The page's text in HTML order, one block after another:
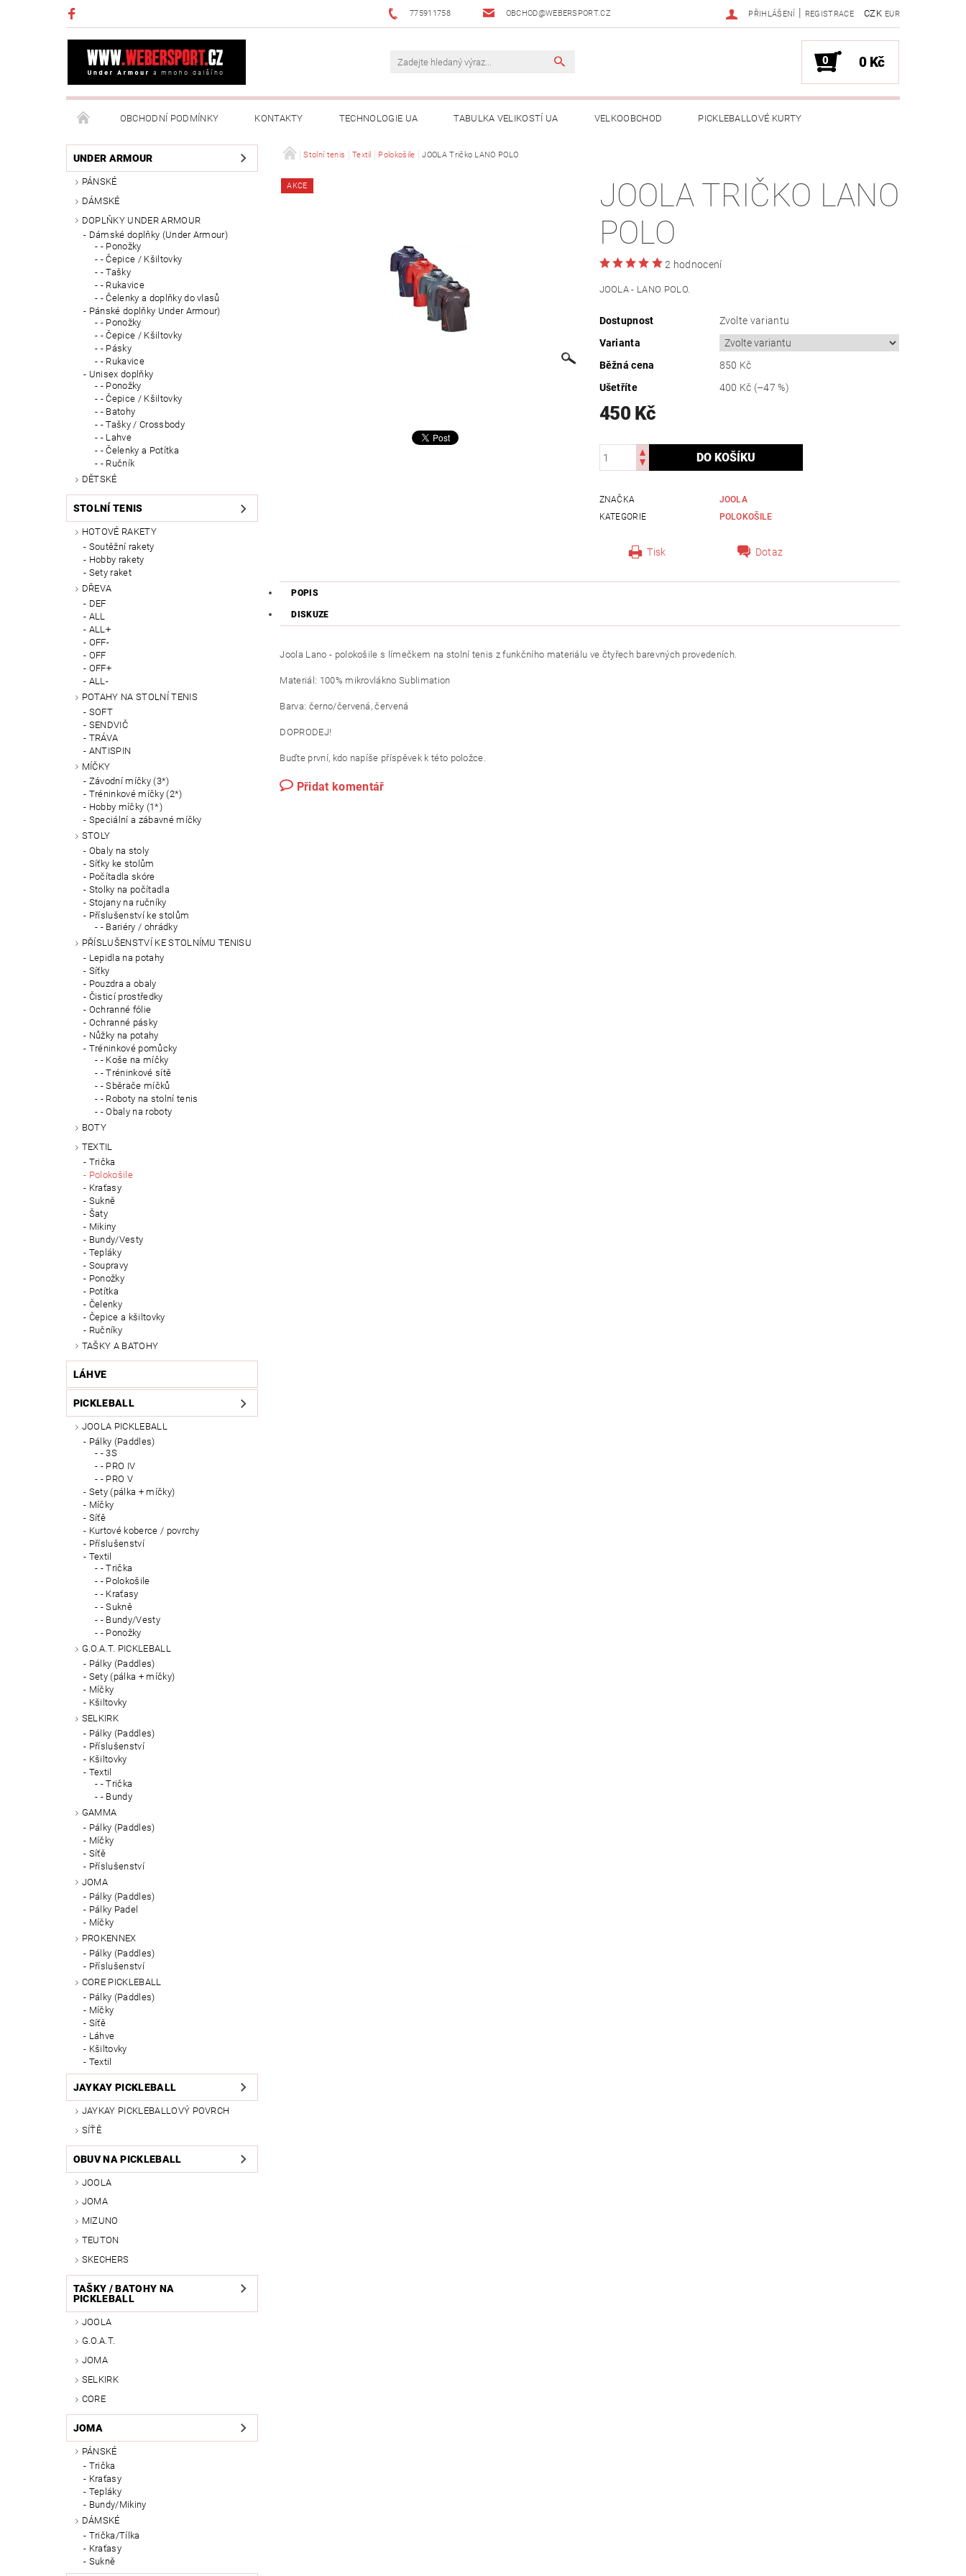
775911758 OBCHOD@WEBERSPORT.CZ CZK EUR
PŘIHLÁŠENÍ | REGISTRACE
0 0 Kč
OBCHODNÍ PODMÍNKY KONTAKTY TECHNOLOGIE UA TABULKA VELIKOSTÍ UA VELKOOBCHOD PICKLEBALLOVÉ KURTY
NAPIŠTE NÁM MOJE OBJEDNÁVKA
UNDER ARMOUR
PÁNSKÉ
DÁMSKÉ
DOPLŇKY UNDER ARMOUR
Dámské doplňky (Under Armour)
- Ponožky
- Čepice / Kšiltovky
- Tašky
- Rukavice
- Čelenky a doplňky do vlasů
Pánské doplňky Under Armour)
- Ponožky
- Čepice / Kšiltovky
- Pásky
- Rukavice
Unisex doplňky
- Ponožky
- Čepice / Kšiltovky
- Batohy
- Tašky / Crossbody
- Lahve
- Čelenky a Potítka
- Ručník
DĚTSKÉ
STOLNÍ TENIS
HOTOVÉ RAKETY
Soutěžní rakety
Hobby rakety
Sety raket
DŘEVA
DEF
ALL
ALL+
OFF-
OFF
OFF+
ALL-
POTAHY NA STOLNÍ TENIS
SOFT
SENDVIČ
TRÁVA
ANTISPIN
MÍČKY
Závodní míčky (3*)
Tréninkové míčky (2*)
Hobby míčky (1*)
Speciální a zábavné míčky
STOLY
Obaly na stoly
Síťky ke stolům
Počítadla skóre
Stolky na počítadla
Stojany na ručníky
Příslušenství ke stolům
- Bariéry / ohrádky
PŘÍSLUŠENSTVÍ KE STOLNÍMU TENISU
Lepidla na potahy
Síťky
Pouzdra a obaly
Čisticí prostředky
Ochranné fólie
Ochranné pásky
Nůžky na potahy
Tréninkové pomůcky
- Koše na míčky
- Tréninkové sítě
- Sběrače míčků
- Roboty na stolní tenis
- Obaly na roboty
BOTY
TEXTIL
Trička
Polokošile
Kraťasy
Sukně
Šaty
Mikiny
Bundy/Vesty
Tepláky
Soupravy
Ponožky
Potítka
Čelenky
Čepice a kšiltovky
Ručníky
TAŠKY A BATOHY
LÁHVE
PICKLEBALL
JOOLA PICKLEBALL
Pálky (Paddles)
- 3S
- PRO IV
- PRO V
Sety (pálka + míčky)
Míčky
Síťě
Kurtové koberce / povrchy
Příslušenství
Textil
- Trička
- Polokošile
- Kraťasy
- Sukně
- Bundy/Vesty
- Ponožky
G.O.A.T. PICKLEBALL
Pálky (Paddles)
Sety (pálka + míčky)
Míčky
Kšiltovky
SELKIRK
Pálky (Paddles)
Příslušenství
Kšiltovky
Textil
- Trička
- Bundy
GAMMA
Pálky (Paddles)
Míčky
Síťě
Příslušenství
JOMA
Pálky (Paddles)
Pálky Padel
Míčky
PROKENNEX
Pálky (Paddles)
Příslušenství
CORE PICKLEBALL
Pálky (Paddles)
Míčky
Síťě
Láhve
Kšiltovky
Textil
JAYKAY PICKLEBALL
JAYKAY PICKLEBALLOVÝ POVRCH
SÍŤĚ
OBUV NA PICKLEBALL
JOOLA
JOMA
MIZUNO
TEUTON
SKECHERS
TAŠKY / BATOHY NA
PICKLEBALL
JOOLA
G.O.A.T.
JOMA
SELKIRK
CORE
JOMA
PÁNSKÉ
Trička
Kraťasy
Tepláky
Bundy/Mikiny
DÁMSKÉ
Trička/Tílka
Kraťasy
Sukně
Stolní tenis Textil Polokošile JOOLA Tričko LANO POLO
AKCE
JOOLA TRIČKO LANO
POLO
2 hodnocení
JOOLA - LANO POLO.
Dostupnost
Zvolte variantu
Varianta
Běžná cena
850 Kč
Ušetříte
400 Kč (–47 %)
450 Kč
ZNAČKA
JOOLA
KATEGORIE
POLOKOŠILE
Tisk Dotaz
POPIS
DISKUZE
Joola Lano - polokošile s límečkem na stolní tenis z funkčního materiálu ve čtyřech barevných provedeních.
Materiál: 100% mikrovlákno Sublimation
Barva: černo/červená, červená
DOPRODEJ!
Buďte první, kdo napíše příspěvek k této položce.
Přidat komentář